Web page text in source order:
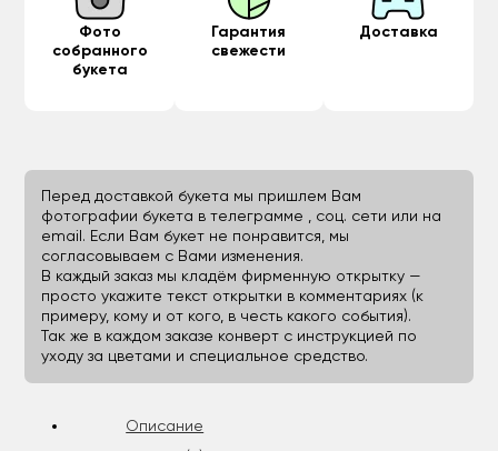
Фото
собранного
букета
Гарантия
свежести
Доставка
Перед доставкой букета мы пришлем Вам
фотографии букета в телеграмме , соц. сети или на
email. Если Вам букет не понравится, мы
согласовываем с Вами изменения.
В каждый заказ мы кладём фирменную открытку —
просто укажите текст открытки в комментариях (к
примеру, кому и от кого, в честь какого события).
Так же в каждом заказе конверт с инструкцией по
уходу за цветами и специальное средство.
Описание